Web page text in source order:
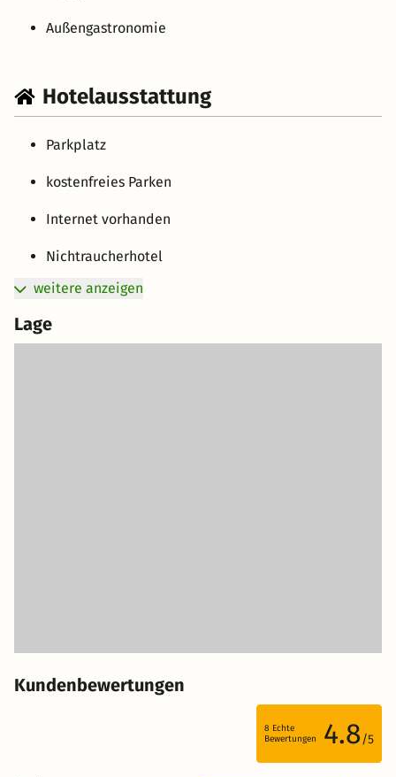
Außengastronomie
Hotelausstattung
Parkplatz
kostenfreies Parken
Internet vorhanden
Nichtraucherhotel
weitere anzeigen
Lage
Kundenbewertungen
8 Echte
Bewertungen
4.8/5